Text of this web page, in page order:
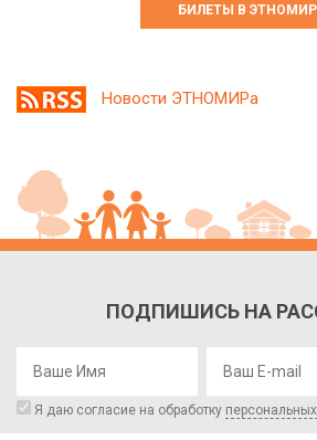
БИЛЕТЫ В ЭТНОМИР
Новости ЭТНОМИРа
ПОДПИШИСЬ НА
Я даю согласие на обработку